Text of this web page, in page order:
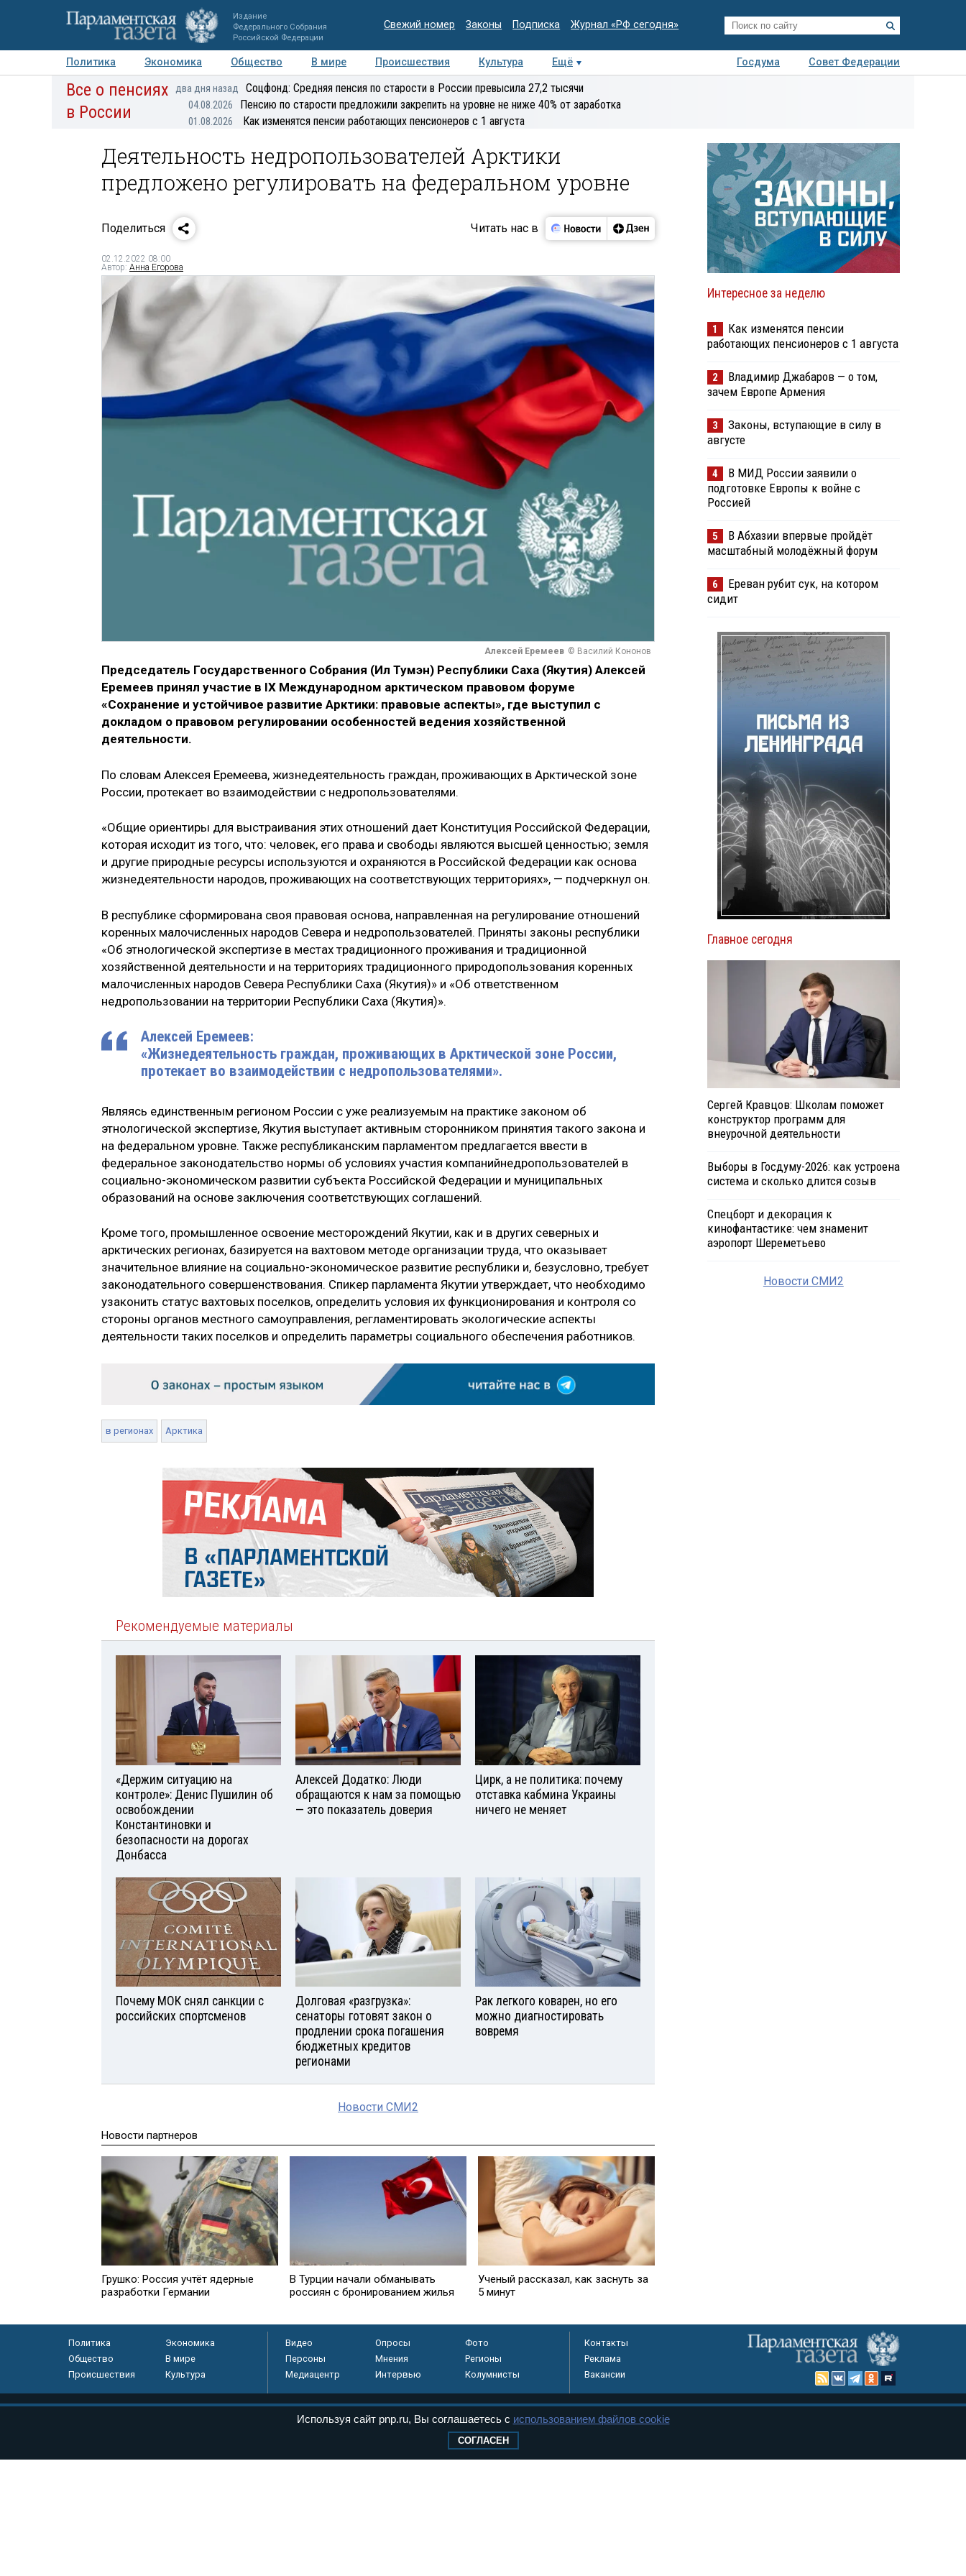
Издание
Федерального Собрания
Российской Федерации
Свежий номер Законы Подписка Журнал «РФ сегодня»
Политика Экономика Общество В мире Происшествия Культура Ещё Госдума
Совет Федерации
Авторы Персоны Мнения Регионы Медиацентр Интервью Колумнисты
Все о пенсиях
в России
два дня назад Соцфонд: Средняя пенсия по старости в России превысила 27,2 тысячи
04.08.2026 Пенсию по старости предложили закрепить на уровне не ниже 40% от заработка
01.08.2026 Как изменятся пенсии работающих пенсионеров с 1 августа
Деятельность недропользователей Арктики
предложено регулировать на федеральном уровне
Поделиться Читать нас в
02.12.2022 08:00
Автор: Анна Егорова
Алексей Еремеев © Василий Кононов
Председатель Государственного Собрания (Ил Тумэн) Республики Саха (Якутия) Алексей
Еремеев принял участие в IX Международном арктическом правовом форуме
«Сохранение и устойчивое развитие Арктики: правовые аспекты», где выступил с
докладом о правовом регулировании особенностей ведения хозяйственной
деятельности.
По словам Алексея Еремеева, жизнедеятельность граждан, проживающих в Арктической зоне
России, протекает во взаимодействии с недропользователями.
«Общие ориентиры для выстраивания этих отношений дает Конституция Российской Федерации,
которая исходит из того, что: человек, его права и свободы являются высшей ценностью; земля
и другие природные ресурсы используются и охраняются в Российской Федерации как основа
жизнедеятельности народов, проживающих на соответствующих территориях», — подчеркнул он.
В республике сформирована своя правовая основа, направленная на регулирование отношений
коренных малочисленных народов Севера и недропользователей. Приняты законы республики
«Об этнологической экспертизе в местах традиционного проживания и традиционной
хозяйственной деятельности и на территориях традиционного природопользования коренных
малочисленных народов Севера Республики Саха (Якутия)» и «Об ответственном
недропользовании на территории Республики Саха (Якутия)».
Алексей Еремеев:
«Жизнедеятельность граждан, проживающих в Арктической зоне России,
протекает во взаимодействии с недропользователями».
Являясь единственным регионом России с уже реализуемым на практике законом об
этнологической экспертизе, Якутия выступает активным сторонником принятия такого закона и
на федеральном уровне. Также республиканским парламентом предлагается ввести в
федеральное законодательство нормы об условиях участия компаний­недропользователей в
социально-­экономическом развитии субъекта Российской Федерации и муниципальных
образований на основе заключения соответствующих соглашений.
Кроме того, промышленное освоение месторождений Якутии, как и в других северных и
арктических регионах, базируется на вахтовом методе организации труда, что оказывает
значительное влияние на социально-­экономическое развитие республики и, безусловно, требует
законодательного совершенствования. Спикер парламента Якутии утверждает, что необходимо
узаконить статус вахтовых поселков, определить условия их функционирования и контроля со
стороны органов местного самоуправления, регламентировать экологические аспекты
деятельности таких поселков и определить параметры социального обеспечения работников.
в регионах Арктика
Рекомендуемые материалы
«Держим ситуацию на
контроле»: Денис Пушилин об
освобождении
Константиновки и
безопасности на дорогах
Донбасса
Алексей Додатко: Люди
обращаются к нам за помощью
— это показатель доверия
Цирк, а не политика: почему
отставка кабмина Украины
ничего не меняет
Почему МОК снял санкции с
российских спортсменов
Долговая «разгрузка»:
сенаторы готовят закон о
продлении срока погашения
бюджетных кредитов
регионами
Рак легкого коварен, но его
можно диагностировать
вовремя
Новости СМИ2
Новости партнеров
Грушко: Россия учтёт ядерные
разработки Германии
В Турции начали обманывать
россиян с бронированием жилья
Ученый рассказал, как заснуть за
5 минут
Интересное за неделю
1
Как изменятся пенсии
работающих пенсионеров с 1 августа
2
Владимир Джабаров — о том,
зачем Европе Армения
3
Законы, вступающие в силу в
августе
4
В МИД России заявили о
подготовке Европы к войне с
Россией
5
В Абхазии впервые пройдёт
масштабный молодёжный форум
6
Ереван рубит сук, на котором
сидит
Главное сегодня
Сергей Кравцов: Школам поможет
конструктор программ для
внеурочной деятельности
Выборы в Госдуму-2026: как устроена
система и сколько длится созыв
Спецборт и декорация к
кинофантастике: чем знаменит
аэропорт Шереметьево
Новости СМИ2
Политика
Экономика
Общество
В мире
Происшествия
Культура
Видео Опросы
Фото
Персоны
Мнения
Регионы
Медиацентр
Интервью Колумнисты
Контакты
Реклама
Вакансии
Используя сайт pnp.ru, Вы соглашаетесь с использованием файлов cookie
СОГЛАСЕН